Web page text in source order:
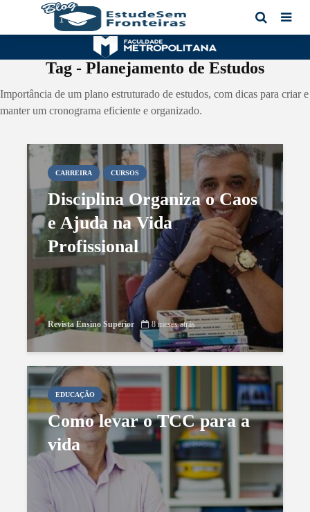
Tag - Planejamento de Estudos
Importância de um plano estruturado de estudos, com dicas para criar e
manter um cronograma eficiente e organizado.
CARREIRA CURSOS
Disciplina Organiza o Caos
e Ajuda na Vida
Profissional
Revista Ensino Superior 8 meses atrás
EDUCAÇÃO
Como levar o TCC para a
vida